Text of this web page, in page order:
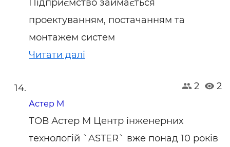
Підприємство займається
проектуванням, постачанням та
монтажем систем
Читати далі
2 2
Астер М
ТОВ Астер М Центр інженерних
технологій `ASTER` вже понад 10 років